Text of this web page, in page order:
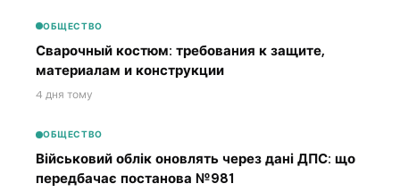
ОБЩЕСТВО
Сварочный костюм: требования к защите,
материалам и конструкции
4 дня тому
ОБЩЕСТВО
Військовий облік оновлять через дані ДПС: що
передбачає постанова №981